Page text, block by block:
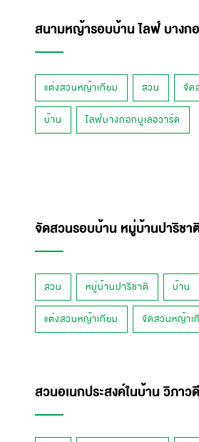
สนามหญ้ารอบบ้าน ไลฟ์ บางก
แต่งสวนหญ้าเทียม สวน จัด
บ้าน ไลฟ์บางกอกบูเลอวาร์ด
จัดสวนรอบบ้าน หมู่บ้านปาริชา
สวน หมู่บ้านปาริชาติ บ้าน
แต่งสวนหญ้าเทียม จัดสวนหญ้าเ
สวนอเนกประสงค์ในบ้าน วิภาวดี